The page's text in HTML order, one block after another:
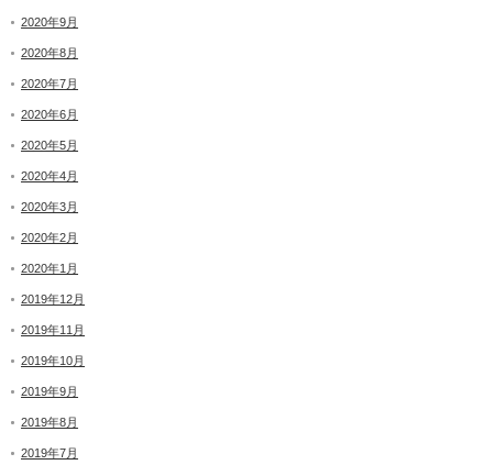
2020年9月
2020年8月
2020年7月
2020年6月
2020年5月
2020年4月
2020年3月
2020年2月
2020年1月
2019年12月
2019年11月
2019年10月
2019年9月
2019年8月
2019年7月